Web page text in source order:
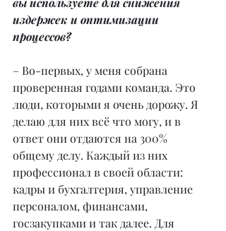
издержек и оптимизации
процессов?
– Во-первых, у меня собрана
проверенная годами команда. Это
люди, которыми я очень дорожу. Я
делаю для них всё что могу, и в
ответ они отдаются на 300%
общему делу. Каждый из них
профессионал в своей области:
кадры и бухгалтерия, управление
персоналом, финансами,
госзакупками и так далее. Для